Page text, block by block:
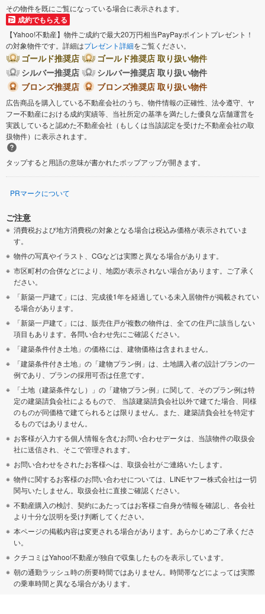
その物件を既にご覧になっている場合に表示されます。
成約でもらえる
【Yahoo!不動産】物件ご成約で最大20万円相当PayPayポイントプレゼント！
の対象物件です。詳細はプレゼント詳細をご覧ください。
ゴールド推奨店
ゴールド推奨店 取り扱い物件
シルバー推奨店
シルバー推奨店 取り扱い物件
ブロンズ推奨店
ブロンズ推奨店 取り扱い物件
広告商品を購入している不動産会社のうち、物件情報の正確性、法令遵守、ヤ
フー不動産における成約実績等、当社所定の基準を満たした優良な店舗運営を
実践していると認めた不動産会社（もしくは当該認定を受けた不動産会社の取
扱物件）に表示されます。
タップすると用語の意味が書かれたポップアップが開きます。
PRマークについて
ご注意
消費税および地方消費税の対象となる場合は税込み価格が表示されていま
す。
物件の写真やイラスト、CGなどは実際と異なる場合があります。
市区町村の合併などにより、地図が表示されない場合があります。ご了承く
ださい。
「新築一戸建て」には、完成後1年を経過している未入居物件が掲載されてい
る場合があります。
「新築一戸建て」には、販売住戸が複数の物件は、全ての住戸に該当しない
項目もあります。各問い合わせ先にご確認ください。
「建築条件付き土地」の価格には、建物価格は含まれません。
「建築条件付き土地」の「建物プラン例」は、土地購入者の設計プランの一
例であり、プランの採用可否は任意です。
「土地（建築条件なし）」の「建物プラン例」に関して、そのプラン例は特
定の建築請負会社によるもので、 当該建築請負会社以外で建てた場合、同様
のものが同価格で建てられるとは限りません。また、建築請負会社を特定す
るものではありません。
お客様が入力する個人情報を含むお問い合わせデータは、当該物件の取扱会
社に送信され、そこで管理されます。
お問い合わせをされたお客様へは、取扱会社がご連絡いたします。
物件に関するお客様のお問い合わせについては、LINEヤフー株式会社は一切
関与いたしません。取扱会社に直接ご確認ください。
不動産購入の検討、契約にあたってはお客様ご自身が情報を確認し、各会社
より十分な説明を受け判断してください。
本ページの掲載内容は変更される場合があります。あらかじめご了承くださ
い。
クチコミはYahoo!不動産が独自で収集したものを表示しています。
朝の通勤ラッシュ時の所要時間ではありません。時間帯などによっては実際
の乗車時間と異なる場合があります。